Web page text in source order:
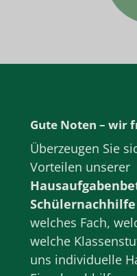
Gute Noten – wir
Überzeugen Sie
Vorteilen unserer
Schülernachhilfe
welches Fach,
welche
uns individuelle